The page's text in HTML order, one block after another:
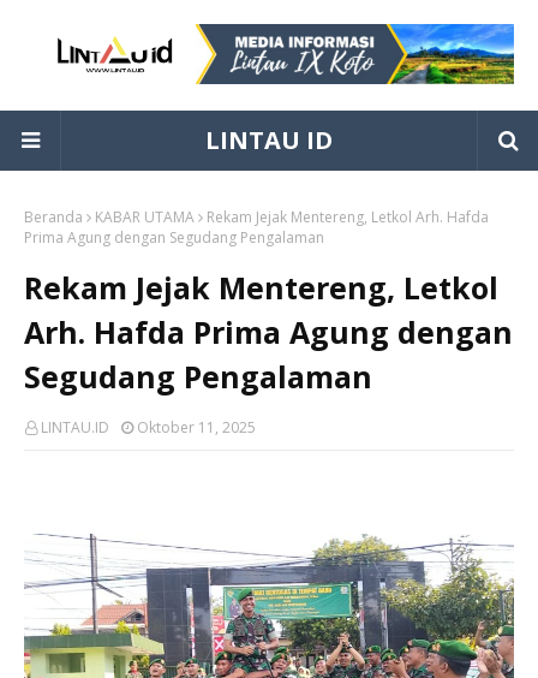
LINTAU ID
Beranda KABAR UTAMA
Rekam Jejak Mentereng, Letkol Arh. Hafda
Prima Agung dengan Segudang Pengalaman
Rekam Jejak Mentereng, Letkol
Arh. Hafda Prima Agung dengan
Segudang Pengalaman
LINTAU.ID Oktober 11, 2025